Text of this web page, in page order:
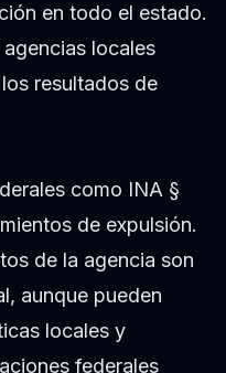
en todo el estado.
locales
resultados de
como INA §
de expulsión.
de la agencia son
aunque pueden
locales y
federales